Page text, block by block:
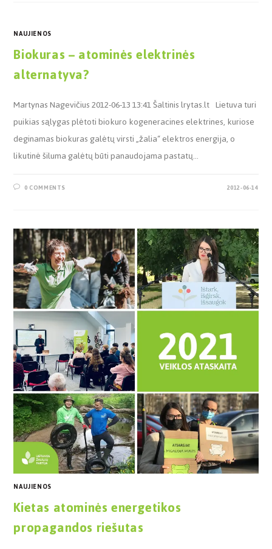
NAUJIENOS
Biokuras – atominės elektrinės
alternatyva?
Martynas Nagevičius 2012-06-13 13:41 Šaltinis lrytas.lt Lietuva turi
puikias sąlygas plėtoti biokuro kogeneracines elektrines, kuriose
deginamas biokuras galėtų virsti „žalia“ elektros energija, o
likutinė šiluma galėtų būti panaudojama pastatų…
0 COMMENTS 2012-06-14
NAUJIENOS
Kietas atominės energetikos
propagandos riešutas